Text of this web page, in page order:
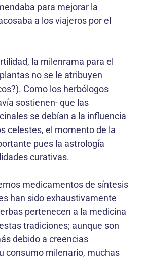
para mejorar la
a los viajeros por el
la milenrama para el
no se le atribuyen
Como los herbólogos
sostienen- que las
se debían a la influencia
celestes, el momento de la
pues la astrología
curativas.
medicamentos de síntesis
han sido exhaustivamente
pertenecen a la medicina
tradiciones; aunque son
debido a creencias
consumo milenario, muchas